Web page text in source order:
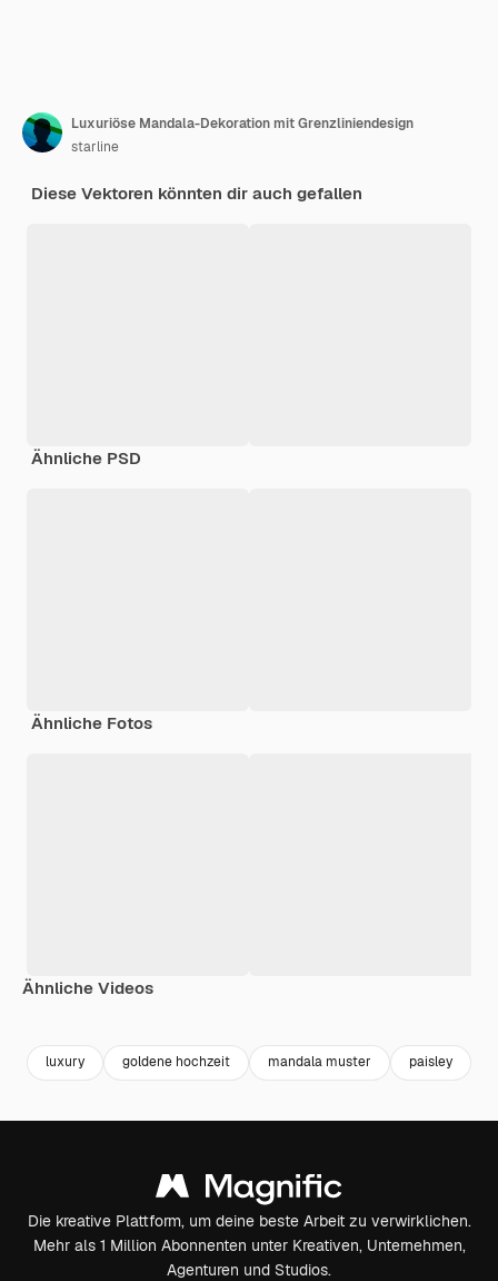
Luxuriöse Mandala-Dekoration mit Grenzliniendesign
starline
Diese Vektoren könnten dir auch gefallen
Ähnliche PSD
Ähnliche Fotos
Ähnliche Videos
luxury goldene hochzeit mandala muster paisley
Die kreative Plattform, um deine beste Arbeit zu verwirklichen.
Mehr als 1 Million Abonnenten unter Kreativen, Unternehmen,
Agenturen und Studios.